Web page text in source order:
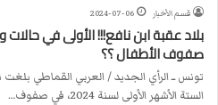
قسم الأخبار 2024-07-06
بلاد عقبة ابن نافع!!! الأولى في حالات
صفوف الأطفال ؟؟
تونس ــ الرأي الجديد / العربي القماطي
الستة الأشهر الأولى لسنة 2024، في صفوف…